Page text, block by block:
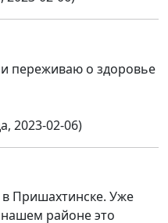
переживаю о здоровье
2023-02-06)
Пришахтинске. Уже
нашем районе это